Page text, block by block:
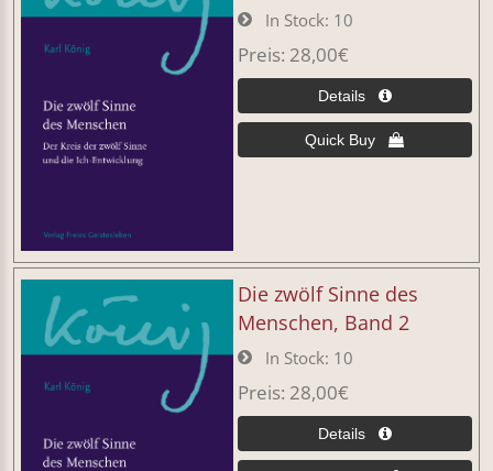
In Stock 10
Preis 28,00€
Die zwölf Sinne des
Menschen, Band 2
In Stock 10
Preis 28,00€